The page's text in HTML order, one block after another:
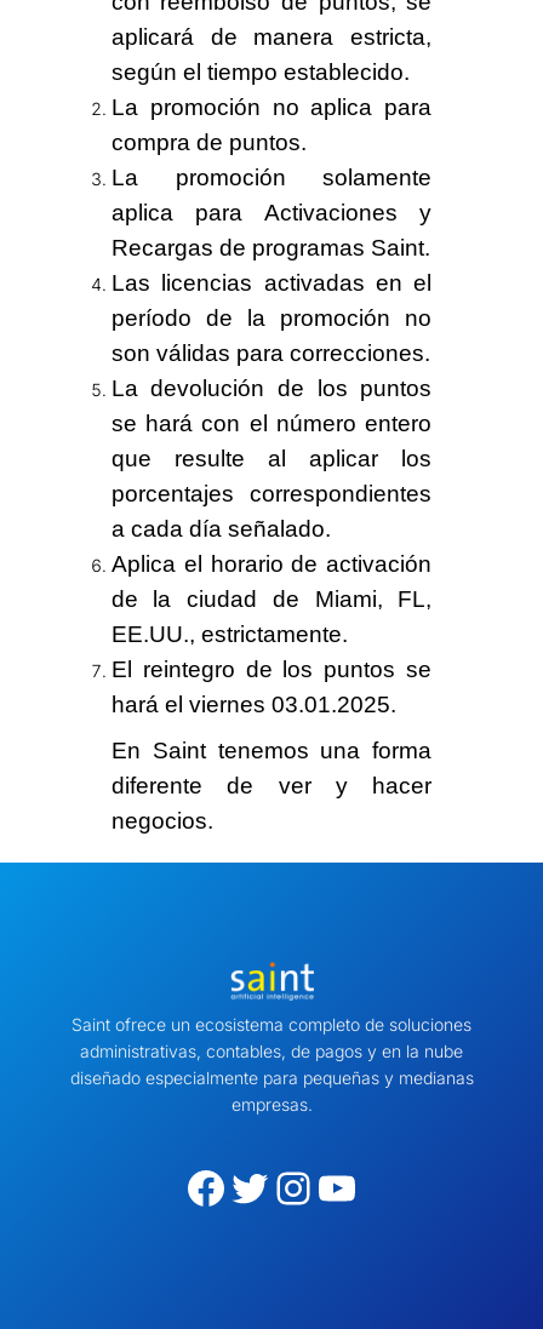
aplicará de manera estricta,
según el tiempo establecido.
La promoción no aplica para
compra de puntos.
La promoción solamente
aplica para Activaciones y
Recargas de programas Saint.
Las licencias activadas en el
período de la promoción no
son válidas para correcciones.
La devolución de los puntos
se hará con el número entero
que resulte al aplicar los
porcentajes correspondientes
a cada día señalado.
Aplica el horario de activación
de la ciudad de Miami, FL,
EE.UU., estrictamente.
El reintegro de los puntos se
hará el viernes 03.01.2025.
En Saint tenemos una forma
diferente de ver y hacer
negocios.
Saint ofrece un ecosistema completo de soluciones
administrativas, contables, de pagos y en la nube
diseñado especialmente para pequeñas y medianas
empresas.
Facebook Twitter Instagram YouTube